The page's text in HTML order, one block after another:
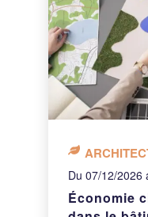
Du 07/12/2026
Économie